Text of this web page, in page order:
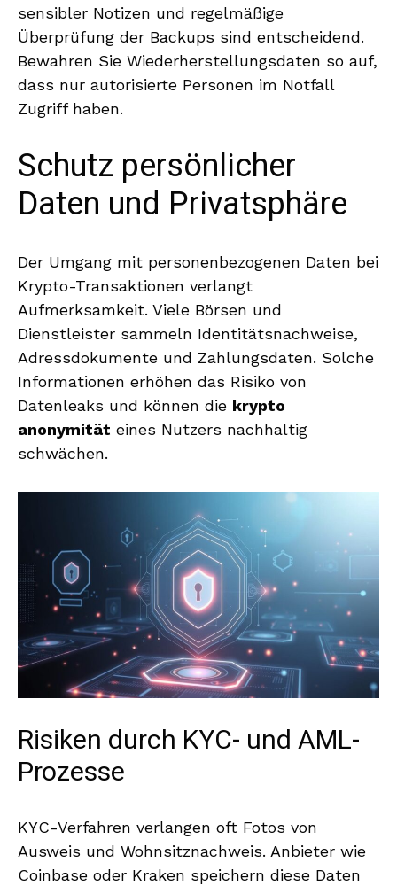
sensibler Notizen und regelmäßige
Überprüfung der Backups sind entscheidend.
Bewahren Sie Wiederherstellungsdaten so auf,
dass nur autorisierte Personen im Notfall
Zugriff haben.
Schutz persönlicher
Daten und Privatsphäre
Der Umgang mit personenbezogenen Daten bei
Krypto-Transaktionen verlangt
Aufmerksamkeit. Viele Börsen und
Dienstleister sammeln Identitätsnachweise,
Adressdokumente und Zahlungsdaten. Solche
Informationen erhöhen das Risiko von
Datenleaks und können die krypto
anonymität eines Nutzers nachhaltig
schwächen.
Risiken durch KYC- und AML-
Prozesse
KYC-Verfahren verlangen oft Fotos von
Ausweis und Wohnsitznachweis. Anbieter wie
Coinbase oder Kraken speichern diese Daten